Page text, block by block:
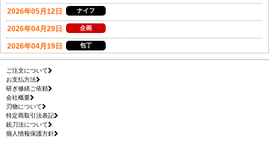
ご注文について
お支払方法
研ぎ修繕ご依頼
会社概要
刃物について
特定商取引法表記
銃刀法について
個人情報保護方針